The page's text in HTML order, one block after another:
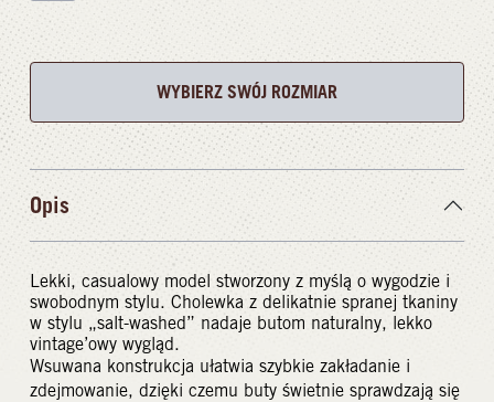
WYBIERZ SWÓJ ROZMIAR
Opis
Lekki, casualowy model stworzony z myślą o wygodzie i
swobodnym stylu. Cholewka z delikatnie spranej tkaniny
w stylu „salt-washed” nadaje butom naturalny, lekko
vintage’owy wygląd.
Wsuwana konstrukcja ułatwia szybkie zakładanie i
zdejmowanie, dzięki czemu buty świetnie sprawdzają się